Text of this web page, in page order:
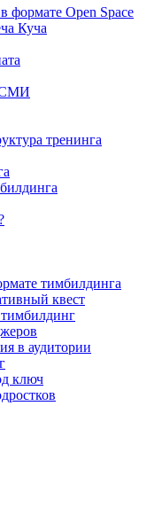
формате Open Space
Куча
СМИ
тренинга
тимбилдинга
квест
в аудитории
ключ